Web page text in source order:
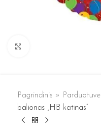
Pagrindinis » Parduotuve
balionas „HB katinas”